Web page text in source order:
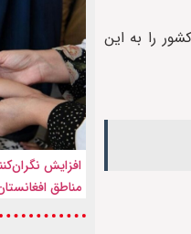
را به این
مناطق